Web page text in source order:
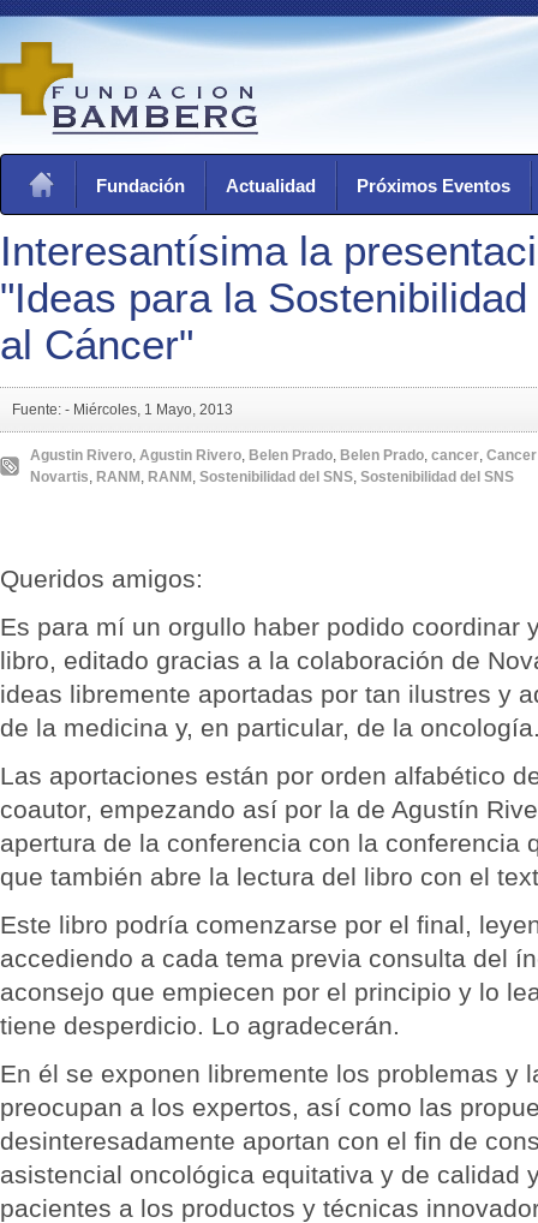
Fundación Actualidad Próximos Eventos
Interesantísima la
"Ideas para la
al Cáncer"
Fuente: - Miércoles, 1 Mayo, 2013
Agustin Rivero, Agustin Rivero, Belen Prado, Belen Prado, cancer, Cancer
Novartis, RANM , RANM , Sostenibilidad del SNS, Sostenibilidad del SNS
Queridos amigos:
Es para mí un orgullo haber podido coordinar
libro, editado gracias a la colaboración de
ideas libremente aportadas por tan ilustres y
de la medicina y, en particular, de la
Las aportaciones están por orden alfabético
coautor, empezando así por la de Agustín
apertura de la conferencia con la conferencia
que también abre la lectura del libro con el
Este libro podría comenzarse por el final,
accediendo a cada tema previa consulta del
aconsejo que empiecen por el principio y lo
tiene desperdicio. Lo agradecerán.
En él se exponen libremente los problemas y
preocupan a los expertos, así como las
desinteresadamente aportan con el fin de
asistencial oncológica equitativa y de calidad
pacientes a los productos y técnicas